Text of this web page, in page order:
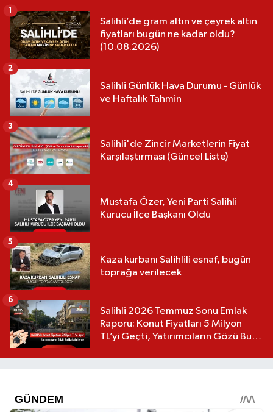
Salihli’de gram altın ve çeyrek altın
fiyatları bugün ne kadar oldu?
(10.08.2026)
1
Salihli Günlük Hava Durumu - Günlük
ve Haftalık Tahmin
2
Salihli'de Zincir Marketlerin Fiyat
Karşılaştırması (Güncel Liste)
3
Mustafa Özer, Yeni Parti Salihli
Kurucu İlçe Başkanı Oldu
4
Kaza kurbanı Salihlili esnaf, bugün
toprağa verilecek
5
Salihli 2026 Temmuz Sonu Emlak
Raporu: Konut Fiyatları 5 Milyon
TL’yi Geçti, Yatırımcıların Gözü Bu
6